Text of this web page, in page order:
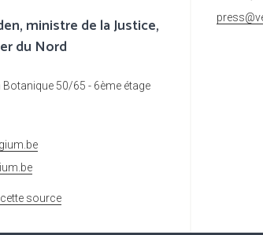
ministre de la Justice,
du Nord
50/65 - 6ème étage
source